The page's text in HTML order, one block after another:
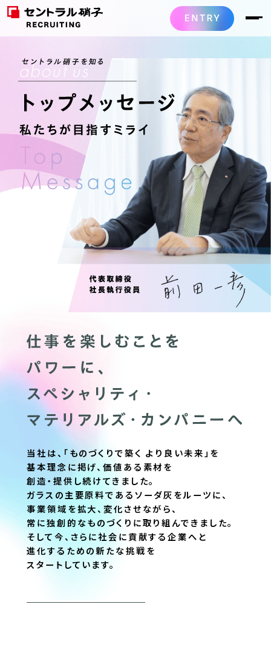
当社は、「ものづくりで築く より良い未来」を
基本理念に掲げ、価値ある素材を
創造・提供し続けてきました。
ガラスの主要原料であるソーダ灰をルーツに、
事業領域を拡大、変化させながら、
常に独創的なものづくりに取り組んできました。
そして今、さらに社会に貢献する企業へと
進化するための新たな挑戦を
スタートしています。